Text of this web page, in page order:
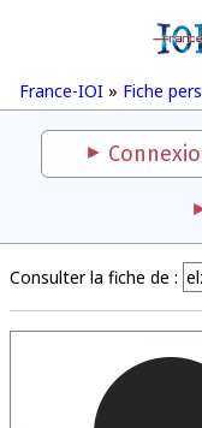
France-IOI » Fiche
Consulter la fiche de :